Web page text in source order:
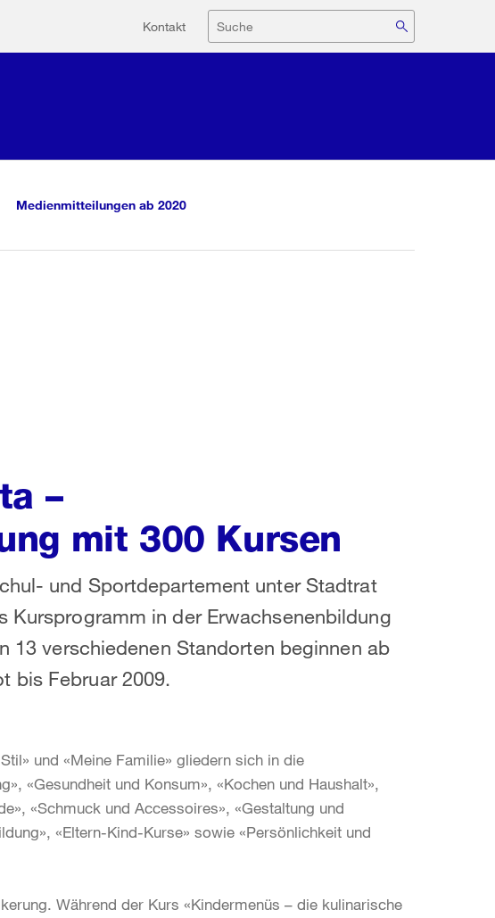
Hilfsnavigation
Kontakt Suche
Medienmitteilungen ab 2020
–
mit 300 Kursen
und Sportdepartement unter Stadtrat
Kursprogramm in der Erwachsenenbildung
13 verschiedenen Standorten beginnen ab
bis Februar 2009.
und «Meine Familie» gliedern sich in die
«Gesundheit und Konsum», «Kochen und Haushalt»,
«Schmuck und Accessoires», «Gestaltung und
«Eltern-Kind-Kurse» sowie «Persönlichkeit und
Während der Kurs «Kindermenüs – die kulinarische